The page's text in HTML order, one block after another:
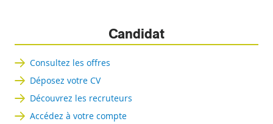
Candidat
Consultez les offres
Déposez votre CV
Découvrez les recruteurs
Accédez à votre compte